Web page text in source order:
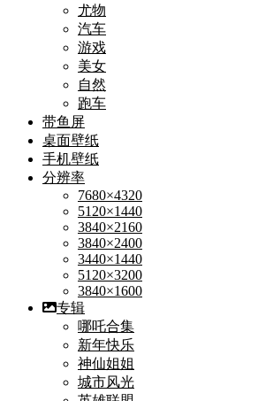
尤物
汽车
游戏
美女
自然
跑车
带鱼屏
桌面壁纸
手机壁纸
分辨率
7680×4320
5120×1440
3840×2160
3840×2400
3440×1440
5120×3200
3840×1600
专辑
哪吒合集
新年快乐
神仙姐姐
城市风光